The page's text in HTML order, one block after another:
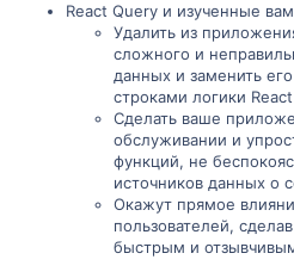
React Query и изученные
Удалить из
сложного и
данных и заменить
строками логики
Сделать ваше
обслуживании и
функций, не
источников данных о
Окажут прямое
пользователей,
быстрым и